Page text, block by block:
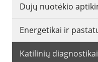
Dujų nuotėkio
Energetikai ir
Katilinių diagnostikai